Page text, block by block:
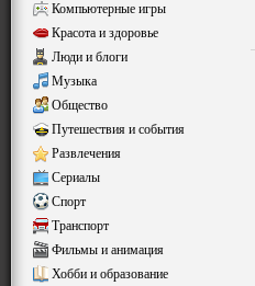
Компьютерные игры
Красота и здоровье
Люди и блоги
Музыка
Общество
Путешествия и события
Развлечения
Сериалы
Спорт
Транспорт
Фильмы и анимация
Хобби и образование